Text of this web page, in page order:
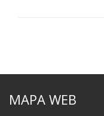
MAPA WEB